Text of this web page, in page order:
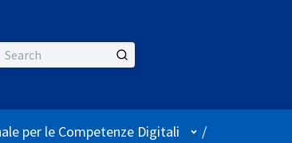
per le Competenze Digitali User menu
/